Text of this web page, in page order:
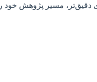
دقیق‌تر، مسیر پژوهش خود را